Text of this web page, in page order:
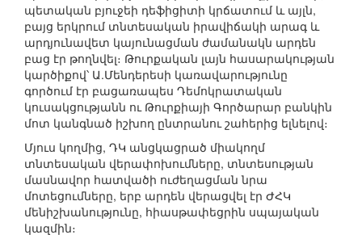
պետական բյուջեի դեֆիցիտի կրճատում և այլն,
բայց երկրում տնտեսական իրավիճակի արագ և
արդյունավետ կայունացման ժամանակն արդեն
բաց էր թողնվել։ Թուրքական լայն հասարակության
կարծիքով՝ Ա.Մենդերեսի կառավարությունը
գործում էր բացառապես Դեմոկրատական
կուսակցությանն ու Թուրքիայի Գործարար բանկին
մոտ կանգնած իշխող ընտրանու շահերից ելնելով։
Մյուս կողմից, ԴԿ անցկացրած միակողմ
տնտեսական վերափոխումները, տնտեսության
մասնավոր հատվածի ուժեղացման նրա
մոտեցումները, երբ արդեն վերացվել էր ԺՀԿ
մենիշխանությունը, հիասթափեցրին սպայական
կազմին։